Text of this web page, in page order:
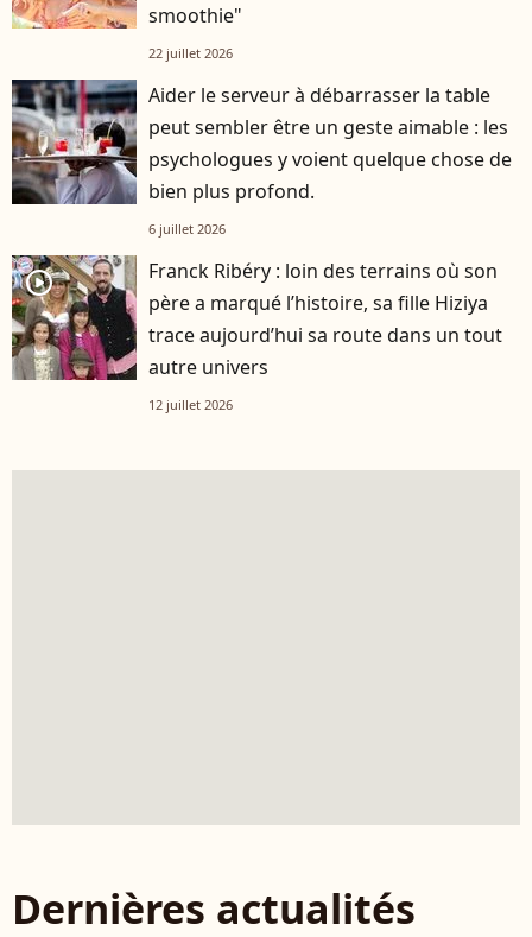
smoothie"
22 juillet 2026
Aider le serveur à débarrasser la table
peut sembler être un geste aimable : les
psychologues y voient quelque chose de
bien plus profond.
6 juillet 2026
player2
Franck Ribéry : loin des terrains où son
père a marqué l’histoire, sa fille Hiziya
trace aujourd’hui sa route dans un tout
autre univers
12 juillet 2026
Dernières actualités